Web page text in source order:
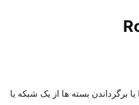
ما از Routing table جهت Drop یا برگرداندن بسته ها از یک شبکه یا